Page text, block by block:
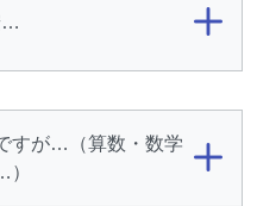
…
すが…（算数・数学